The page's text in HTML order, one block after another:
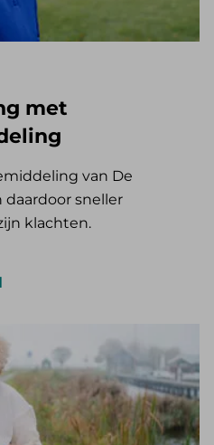
met
van De
daardoor sneller
klachten.